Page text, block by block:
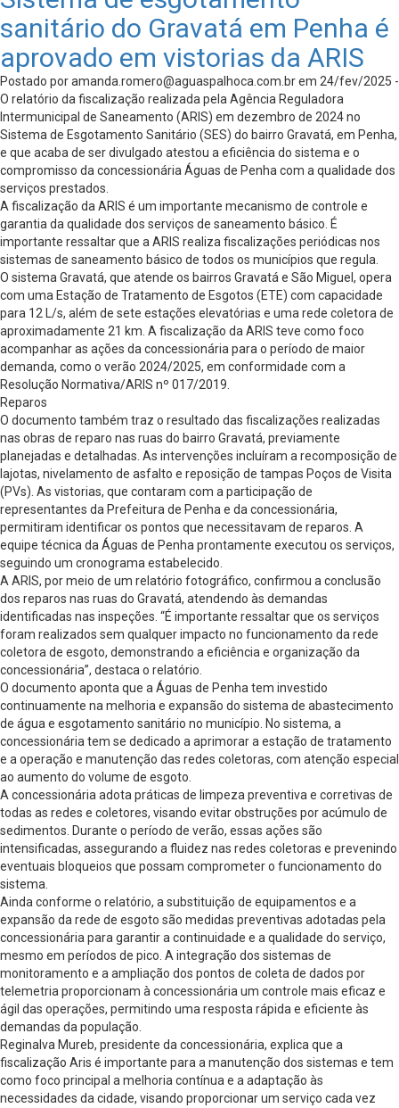
sanitário do Gravatá em Penha é
aprovado em vistorias da ARIS
Postado poramanda.romero@aguaspalhoca.com.brem 24/fev/2025 -
O relatório da fiscalização realizada pela Agência Reguladora
Intermunicipal de Saneamento (ARIS) em dezembro de 2024 no
Sistema de Esgotamento Sanitário (SES) do bairro Gravatá, em Penha,
e que acaba de ser divulgado atestou a eficiência do sistema e o
compromisso da concessionária Águas de Penha com a qualidade dos
serviços prestados.
A fiscalização da ARIS é um importante mecanismo de controle e
garantia da qualidade dos serviços de saneamento básico. É
importante ressaltar que a ARIS realiza fiscalizações periódicas nos
sistemas de saneamento básico de todos os municípios que regula.
O sistema Gravatá, que atende os bairros Gravatá e São Miguel, opera
com uma Estação de Tratamento de Esgotos (ETE) com capacidade
para 12 L/s, além de sete estações elevatórias e uma rede coletora de
aproximadamente 21 km. A fiscalização da ARIS teve como foco
acompanhar as ações da concessionária para o período de maior
demanda, como o verão 2024/2025, em conformidade com a
Resolução Normativa/ARIS nº 017/2019.
Reparos
O documento também traz o resultado das fiscalizações realizadas
nas obras de reparo nas ruas do bairro Gravatá, previamente
planejadas e detalhadas. As intervenções incluíram a recomposição de
lajotas, nivelamento de asfalto e reposição de tampas Poços de Visita
(PVs). As vistorias, que contaram com a participação de
representantes da Prefeitura de Penha e da concessionária,
permitiram identificar os pontos que necessitavam de reparos. A
equipe técnica da Águas de Penha prontamente executou os serviços,
seguindo um cronograma estabelecido.
A ARIS, por meio de um relatório fotográfico, confirmou a conclusão
dos reparos nas ruas do Gravatá, atendendo às demandas
identificadas nas inspeções. “É importante ressaltar que os serviços
foram realizados sem qualquer impacto no funcionamento da rede
coletora de esgoto, demonstrando a eficiência e organização da
concessionária”, destaca o relatório.
O documento aponta que a Águas de Penha tem investido
continuamente na melhoria e expansão do sistema de abastecimento
de água e esgotamento sanitário no município. No sistema, a
concessionária tem se dedicado a aprimorar a estação de tratamento
e a operação e manutenção das redes coletoras, com atenção especial
ao aumento do volume de esgoto.
A concessionária adota práticas de limpeza preventiva e corretivas de
todas as redes e coletores, visando evitar obstruções por acúmulo de
sedimentos. Durante o período de verão, essas ações são
intensificadas, assegurando a fluidez nas redes coletoras e prevenindo
eventuais bloqueios que possam comprometer o funcionamento do
sistema.
Ainda conforme o relatório, a substituição de equipamentos e a
expansão da rede de esgoto são medidas preventivas adotadas pela
concessionária para garantir a continuidade e a qualidade do serviço,
mesmo em períodos de pico. A integração dos sistemas de
monitoramento e a ampliação dos pontos de coleta de dados por
telemetria proporcionam à concessionária um controle mais eficaz e
ágil das operações, permitindo uma resposta rápida e eficiente às
demandas da população.
Reginalva Mureb, presidente da concessionária, explica que a
fiscalização Aris é importante para a manutenção dos sistemas e tem
como foco principal a melhoria contínua e a adaptação às
necessidades da cidade, visando proporcionar um serviço cada vez